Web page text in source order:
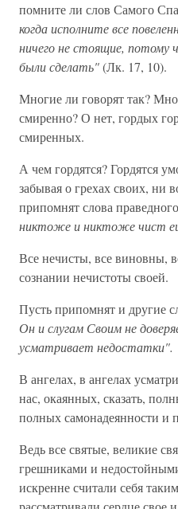
помните ли слов Самого
когда исполните все
ничего не стоящие,
были сделать"(Лк. 17, 10).
Многие ли говорят так?
смиренно? О нет, гордых
смиренных.
А чем гордятся? Гордятся
забывая о грехах своих, ни
припомнят слова
никтоже и никтоже чист
Все нечисты, все виновны,
сознании нечистоты своей.
Пусть припомнят и другие
Он и слугам Своим не
усматривает недостатки".
В ангелах, в ангелах
нас, окаянных, сказать,
полных самонадеянности и
Ведь все святые, великие
грешниками и
искренне считали себя